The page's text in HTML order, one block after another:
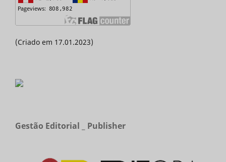
(Criado em 17.01.2023)
Gestão Editorial _ Publisher